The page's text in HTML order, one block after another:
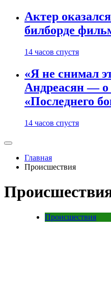
Актер
билборде
14 часов спустя
«Я не снимал
Андреасян — о
«Последнего
14 часов спустя
Главная
Происшествия
Происшествия